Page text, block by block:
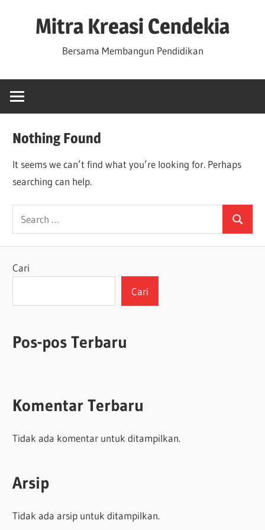
Mitra Kreasi Cendekia
Bersama Membangun Pendidikan
Nothing Found
It seems we can’t find what you’re looking for. Perhaps
searching can help.
Cari
Cari
Pos-pos Terbaru
Komentar Terbaru
Tidak ada komentar untuk ditampilkan.
Arsip
Tidak ada arsip untuk ditampilkan.